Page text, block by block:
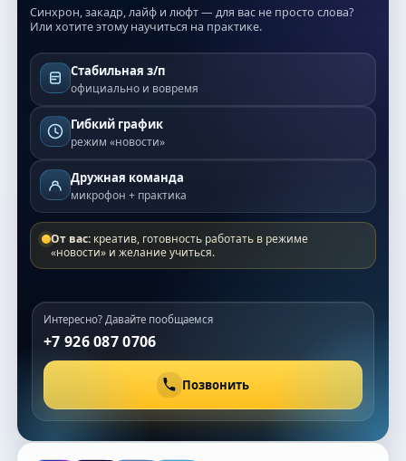
Синхрон, закадр, лайф и люфт — для вас не просто слова?
Или хотите этому научиться на практике.
Стабильная з/п
официально и вовремя
Гибкий график
режим «новости»
Дружная команда
микрофон + практика
От вас: креатив, готовность работать в режиме
«новости» и желание учиться.
Интересно? Давайте пообщаемся
+7 926 087 0706
Позвонить